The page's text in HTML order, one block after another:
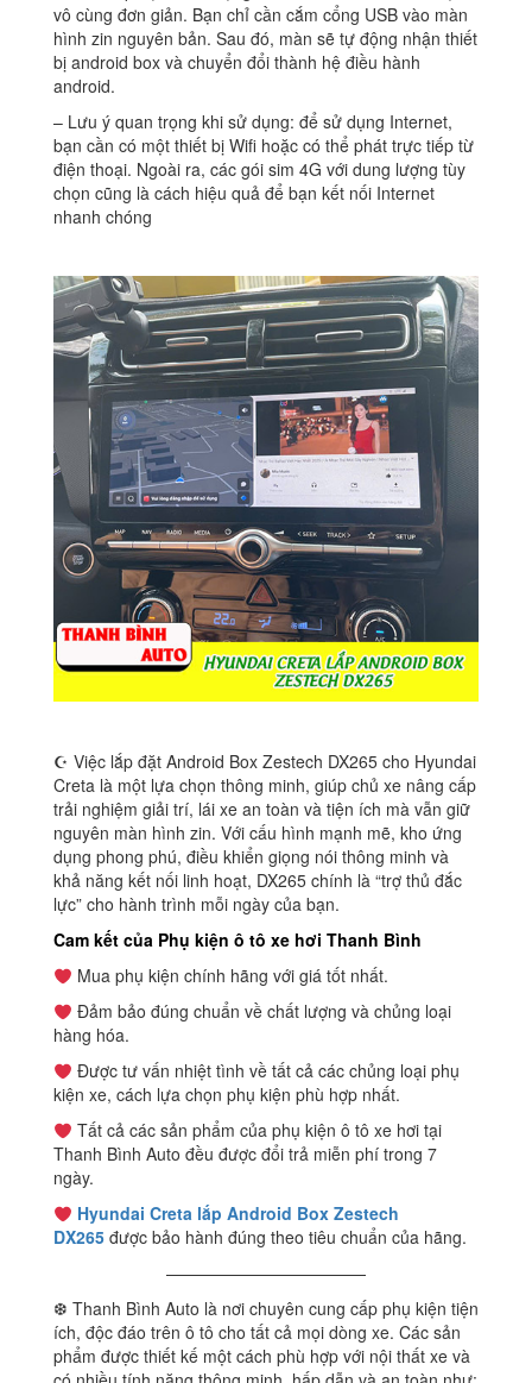
vô cùng đơn giản. Bạn chỉ cần cắm cổng USB vào màn
hình zin nguyên bản. Sau đó, màn sẽ tự động nhận thiết
bị android box và chuyển đổi thành hệ điều hành
android.
– Lưu ý quan trọng khi sử dụng: để sử dụng Internet,
bạn cần có một thiết bị Wifi hoặc có thể phát trực tiếp từ
điện thoại. Ngoài ra, các gói sim 4G với dung lượng tùy
chọn cũng là cách hiệu quả để bạn kết nối Internet
nhanh chóng
☪ Việc lắp đặt Android Box Zestech DX265 cho Hyundai
Creta là một lựa chọn thông minh, giúp chủ xe nâng cấp
trải nghiệm giải trí, lái xe an toàn và tiện ích mà vẫn giữ
nguyên màn hình zin. Với cấu hình mạnh mẽ, kho ứng
dụng phong phú, điều khiển giọng nói thông minh và
khả năng kết nối linh hoạt, DX265 chính là “trợ thủ đắc
lực” cho hành trình mỗi ngày của bạn.
Cam kết của Phụ kiện ô tô xe hơi Thanh Bình
Mua phụ kiện chính hãng với giá tốt nhất.
Đảm bảo đúng chuẩn về chất lượng và chủng loại
hàng hóa.
Được tư vấn nhiệt tình về tất cả các chủng loại phụ
kiện xe, cách lựa chọn phụ kiện phù hợp nhất.
Tất cả các sản phẩm của phụ kiện ô tô xe hơi tại
Thanh Bình Auto đều được đổi trả miễn phí trong 7
ngày.
Hyundai Creta lắp Android Box Zestech
DX265 được bảo hành đúng theo tiêu chuẩn của hãng.
————————————
❆ Thanh Bình Auto là nơi chuyên cung cấp phụ kiện tiện
ích, độc đáo trên ô tô cho tất cả mọi dòng xe. Các sản
phẩm được thiết kế một cách phù hợp với nội thất xe và